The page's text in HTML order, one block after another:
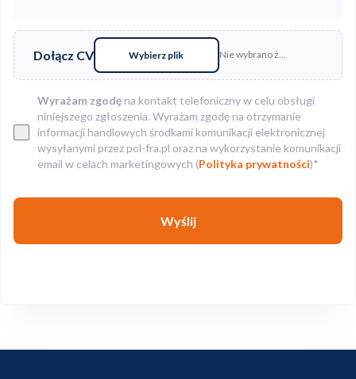
Dołącz CV Wybierz plik Nie wybrano żadnego pliku
Wyrażam zgodęna kontakt telefoniczny w celu obsługi
niniejszego zgłoszenia. Wyrażam zgodę na otrzymanie
informacji handlowych środkami komunikacji elektronicznej
wysyłanymi przez pol-fra.pl oraz na wykorzystanie komunikacji
email w celach marketingowych (Polityka prywatności)*
Wyślij